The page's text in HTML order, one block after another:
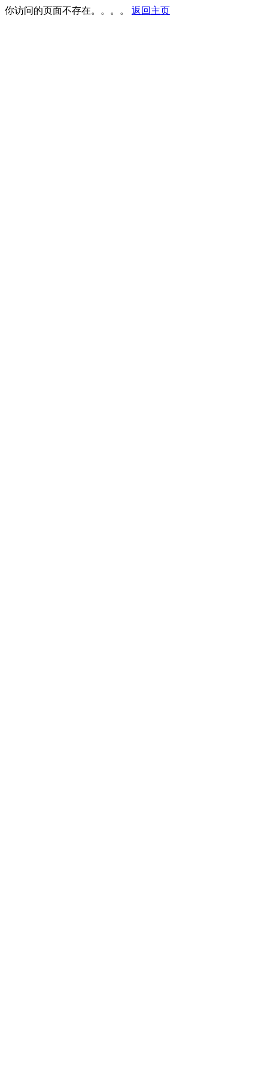
你访问的页面不存在。。。。 返回主页